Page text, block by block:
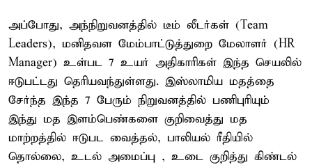
அப்போது, அந்நிறுவனத்தில் டீம் லீடர்கள் (Team
Leaders), மனிதவள மேம்பாட்டுத்துறை மேலாளர் (HR
Manager) உள்பட 7 உயர் அதிகாரிகள் இந்த செயலில்
ஈடுபட்டது தெரியவந்துள்ளது. இஸ்லாமிய மதத்தை
சேர்ந்த இந்த 7 பேரும் நிறுவனத்தில் பணிபுரியும்
இந்து மத இளம்பெண்களை குறிவைத்து மத
மாற்றத்தில் ஈடுபட வைத்தல், பாலியல் ரீதியில்
தொல்லை, உடல் அமைப்பு , உடை குறித்து கிண்டல்